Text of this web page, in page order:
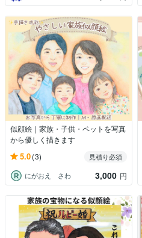
似顔絵｜家族・子供・ペットを写真
から優しく描きます
5.0(3)
見積り必須
にがおえ さわ
3,000 円